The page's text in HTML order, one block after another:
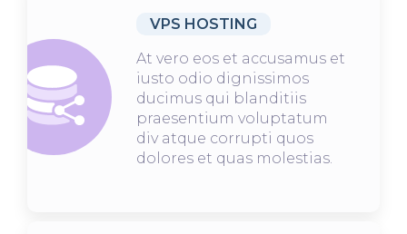
VPS HOSTING
At vero eos et accusamus et
iusto odio dignissimos
ducimus qui blanditiis
praesentium voluptatum
div atque corrupti quos
dolores et quas molestias.